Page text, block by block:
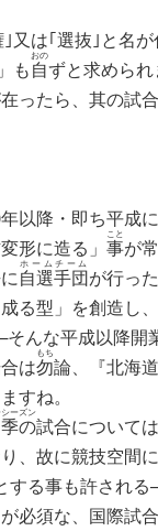
又は｢選抜｣ と名が
も 自
おの
ずと求められ
ったら
其の試
以降・即ち平成に
形に造る」 事
こと
が
自選手団
ホームチーム
が行っ
成る型」を創造し
そんな平成以降開
は勿
もち
論、『北海
すね。
季の
シーズン
試合については
、故に競技空間
する事も許される
必須な
国際試